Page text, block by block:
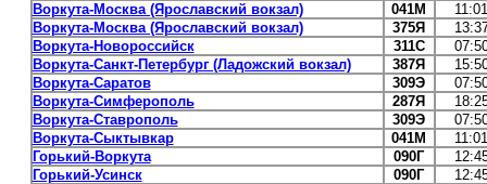
Воркута-Москва (Ярославский вокзал)
041М
11:01
Воркута-Москва (Ярославский вокзал)
375Я
Воркута-Новороссийск
311С
Воркута-Санкт-Петербург (Ладожский вокзал)
387Я
Воркута-Саратов
309Э
Воркута-Симферополь
287Я
Воркута-Ставрополь
309Э
Воркута-Сыктывкар
041М
11:01
Горький-Воркута
090Г
Горький-Усинск
090Г